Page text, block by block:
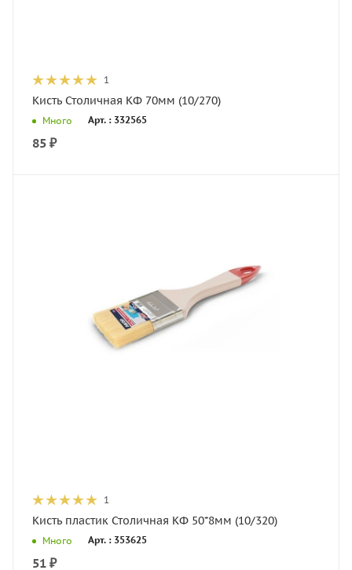
1
Кисть Столичная КФ 70мм (10/270)
Много Арт. : 332565
85 ₽
1
Кисть пластик Столичная КФ 50*8мм (10/320)
Много Арт. : 353625
51 ₽